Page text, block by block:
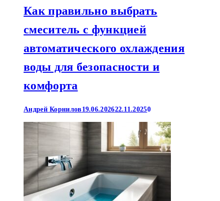
Как правильно выбрать
смеситель с функцией
автоматического охлаждения
воды для безопасности и
комфорта
Андрей Корнилов 19.06.202622.11.20250